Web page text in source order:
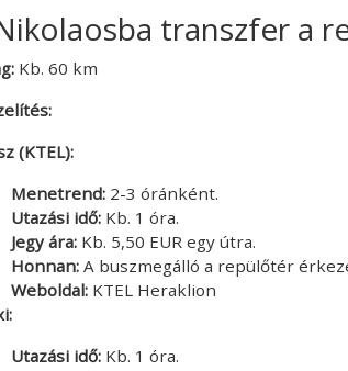
transzfer a
Kb. 60 km
(KTEL):
Menetrend: 2-3 óránként.
Utazási idő: Kb. 1 óra.
Jegy ára: Kb. 5,50 EUR egy útra.
Honnan: A buszmegálló a repülőtér
Weboldal: KTEL Heraklion
Utazási idő: Kb. 1 óra.